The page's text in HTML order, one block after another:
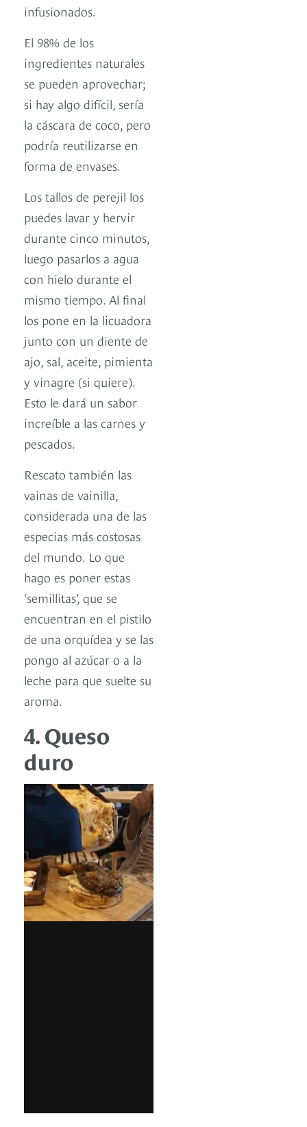
infusionados.
El 98% de los
ingredientes naturales
se pueden aprovechar;
si hay algo difícil, sería
la cáscara de coco, pero
podría reutilizarse en
forma de envases.
Los tallos de perejil los
puedes lavar y hervir
durante cinco minutos,
luego pasarlos a agua
con hielo durante el
mismo tiempo. Al final
los pone en la licuadora
junto con un diente de
ajo, sal, aceite, pimienta
y vinagre (si quiere).
Esto le dará un sabor
increíble a las carnes y
pescados.
Rescato también las
vainas de vainilla,
considerada una de las
especias más costosas
del mundo. Lo que
hago es poner estas
‘semillitas’, que se
encuentran en el pistilo
de una orquídea y se las
pongo al azúcar o a la
leche para que suelte su
aroma.
4. Queso
duro